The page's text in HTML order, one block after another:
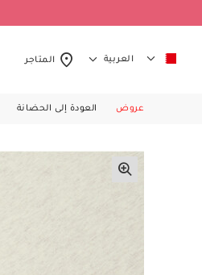
العربية المتاجر
عروض العودة إلى الحضانة